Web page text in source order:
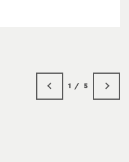
1 5